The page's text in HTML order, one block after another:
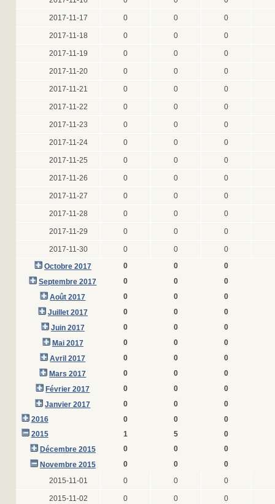
2017-11-17 0 0 0
2017-11-18 0 0 0
2017-11-19 0 0 0
2017-11-20 0 0 0
2017-11-21 0 0 0
2017-11-22 0 0 0
2017-11-23 0 0 0
2017-11-24 0 0 0
2017-11-25 0 0 0
2017-11-26 0 0 0
2017-11-27 0 0 0
2017-11-28 0 0 0
2017-11-29 0 0 0
2017-11-30 0 0
0
Octobre 2017
0 0
0
Septembre 2017
0 0
0
Août 2017
0 0
0
Juillet 2017
0 0
0
Juin 2017
0 0
0
Mai 2017
0 0
0
Avril 2017
0 0
0
Mars 2017
0 0
0
Février 2017
0 0
0
Janvier 2017
0 0
0
2016
0 0
0
2015
1 5
0
Décembre 2015
0 0
0
Novembre 2015
0 0
0
2015-11-01
0 0 0
2015-11-02 0 0 0